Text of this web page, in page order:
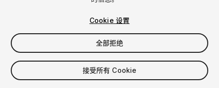
日本語
出售资源
资源上传指南
发布商登录
常见问题
Cookie 设置
全部拒绝
接受所有 Cookie